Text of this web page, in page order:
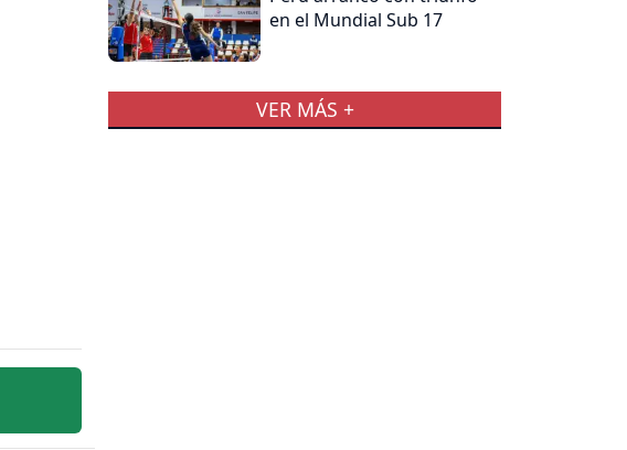
en el Mundial Sub 17
VER MÁS +